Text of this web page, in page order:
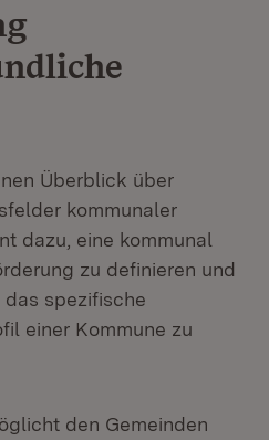
Überblick über
kommunaler
dazu, eine kommunal
zu definieren und
das spezifische
einer Kommune zu
den Gemeinden